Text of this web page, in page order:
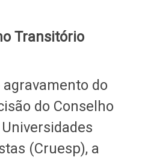
Transitório
do
do Conselho
(Cruesp), a